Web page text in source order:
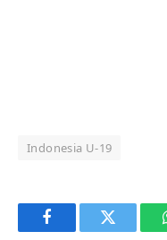
Indonesia U-19
FacebookTwitter